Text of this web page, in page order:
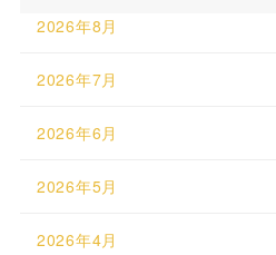
2026年8月
2026年7月
2026年6月
2026年5月
2026年4月